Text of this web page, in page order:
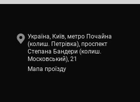
Україна, Київ, метро Почайна
(колиш. Петрівка), проспект
Степана Бандери (колиш.
Московський), 21
Мапа проїзду